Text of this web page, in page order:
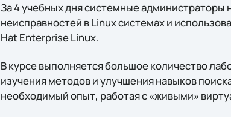
За 4 учебных дня системные администраторы
неисправностей в Linux системах и
Hat Enterprise Linux.
В курсе выполняется большое количество
изучения методов и улучшения навыков
необходимый опыт, работая с «живыми»